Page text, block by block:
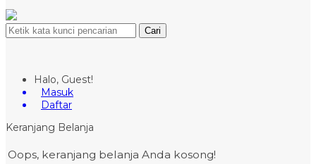
Cari
Halo, Guest!
Masuk
Daftar
Keranjang Belanja
Oops, keranjang belanja Anda kosong!